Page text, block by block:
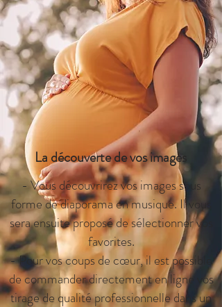
La découverte de vos images
- Vous découvrirez vos images sous
forme de diaporama en musique. Il vous
sera ensuite proposé de sélectionner vos
favorites.
- Pour vos coups de cœur, il est possible
de commander directement en ligne vos
tirage de qualité professionnelle dans un